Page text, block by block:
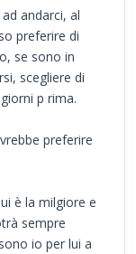
andarci, al
preferire di
se sono in
scegliere di
p rima.
preferire
è la milgiore e
sempre
io per lui a